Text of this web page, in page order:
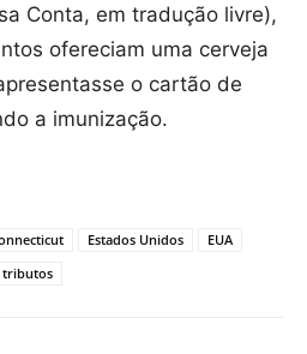
Conta, em tradução livre),
ofereciam uma cerveja
o cartão de
a imunização.
Estados Unidos
EUA
tributos